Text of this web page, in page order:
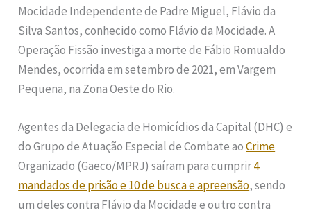
Mocidade Independente de Padre Miguel, Flávio da
Silva Santos, conhecido como Flávio da Mocidade. A
Operação Fissão investiga a morte de Fábio Romualdo
Mendes, ocorrida em setembro de 2021, em Vargem
Pequena, na Zona Oeste do Rio.
Agentes da Delegacia de Homicídios da Capital (DHC) e
do Grupo de Atuação Especial de Combate aoCrime
Organizado (Gaeco/MPRJ) saíram para cumprir4
mandados de prisão e 10 de busca e apreensão, sendo
um deles contra Flávio da Mocidade e outro contra